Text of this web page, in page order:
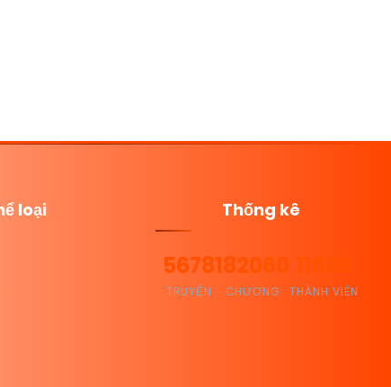
loại Thống kê
5678
TRUYỆN
182060
CHƯƠNG
11689
THÀNH VIÊN